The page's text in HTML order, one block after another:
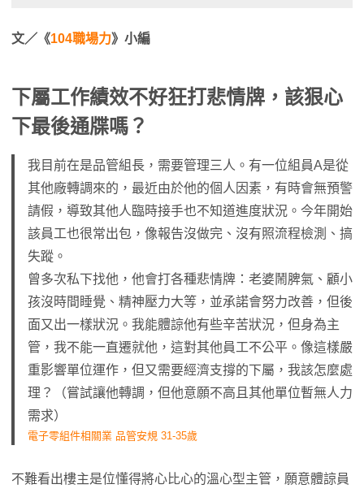
文／《104職場力》小編
下屬工作績效不好狂打悲情牌，該狠心
下最後通牒嗎？
我目前在是品管組長，需要管理三人。有一位組員A是從
其他廠轉調來的，最近由於他的個人因素，有時會無預警
請假，導致其他人臨時接手也不知道進度狀況。今年開始
該員工也很常出包，像報告沒做完、沒有照流程檢測、搞
失蹤。
曾多次私下找他，他會打各種悲情牌：老婆鬧脾氣、顧小
孩沒時間睡覺、精神壓力大等，並承諾會努力改善，但後
面又出一樣狀況。我能體諒他有些辛苦狀況，但身為主
管，我不能一直遷就他，這對其他員工不公平。像這樣嚴
重影響單位運作，但又需要經濟支撐的下屬，我該怎麼處
理？（嘗試讓他轉調，但他意願不高且其他單位暫無人力
需求）
電子零組件相關業 品管安規 31-35歲
不難看出樓主是位懂得將心比心的溫心型主管，願意體諒員